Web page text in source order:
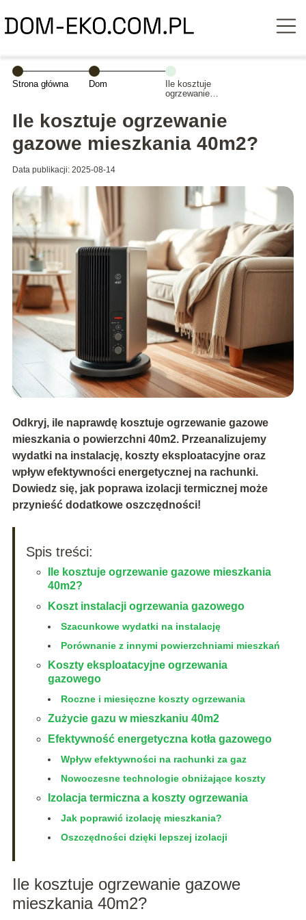
Strona główna Dom
Ile kosztuje
ogrzewanie
40m2?
Ile kosztuje ogrzewanie
gazowe mieszkania 40m2?
Data publikacji: 2025-08-14
Odkryj, ile naprawdę kosztuje ogrzewanie gazowe
mieszkania o powierzchni 40m2. Przeanalizujemy
wydatki na instalację, koszty eksploatacyjne oraz
wpływ efektywności energetycznej na rachunki.
Dowiedz się, jak poprawa izolacji termicznej może
przynieść dodatkowe oszczędności!
Spis treści:
Ile kosztuje ogrzewanie gazowe mieszkania
40m2?
Koszt instalacji ogrzewania gazowego
Szacunkowe wydatki na instalację
Porównanie z innymi powierzchniami mieszkań
Koszty eksploatacyjne ogrzewania
gazowego
Roczne i miesięczne koszty ogrzewania
Zużycie gazu w mieszkaniu 40m2
Efektywność energetyczna kotła gazowego
Wpływ efektywności na rachunki za gaz
Nowoczesne technologie obniżające koszty
Izolacja termiczna a koszty ogrzewania
Jak poprawić izolację mieszkania?
Oszczędności dzięki lepszej izolacji
Ile kosztuje ogrzewanie gazowe
mieszkania 40m2?